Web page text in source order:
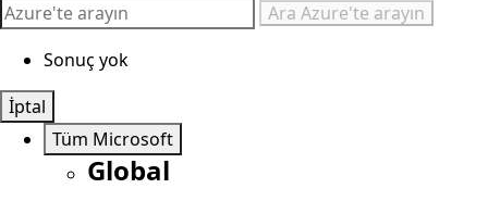
Ara Azure'te arayın
Sonuç yok
İptal
Tüm Microsoft
Global